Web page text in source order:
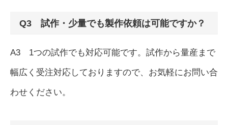
Q3 試作・少量でも製作依頼は可能ですか？
A3 1つの試作でも対応可能です。試作から量産まで
幅広く受注対応しておりますので、お気軽にお問い合
わせください。